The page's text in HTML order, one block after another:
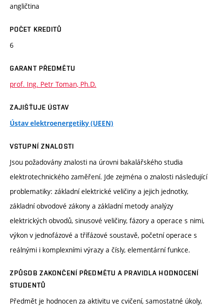
angličtina
POČET KREDITŮ
6
GARANT PŘEDMĚTU
prof. Ing. Petr Toman, Ph.D.
ZAJIŠŤUJE ÚSTAV
Ústav elektroenergetiky (UEEN)
VSTUPNÍ ZNALOSTI
Jsou požadovány znalosti na úrovni bakalářského studia
elektrotechnického zaměření. Jde zejména o znalosti následující
problematiky: základní elektrické veličiny a jejich jednotky,
základní obvodové zákony a základní metody analýzy
elektrických obvodů, sinusové veličiny, fázory a operace s nimi,
výkon v jednofázové a třífázové soustavě, početní operace s
reálnými i komplexními výrazy a čísly, elementární funkce.
ZPŮSOB ZAKONČENÍ PŘEDMĚTU A PRAVIDLA HODNOCENÍ
STUDENTŮ
Předmět je hodnocen za aktivitu ve cvičení, samostatné úkoly,